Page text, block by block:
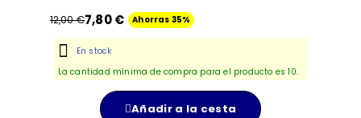
12,00 €7,80 € Ahorras 35%
En stock
La cantidad mínima de compra para el producto es 10.
Añadir a la cesta